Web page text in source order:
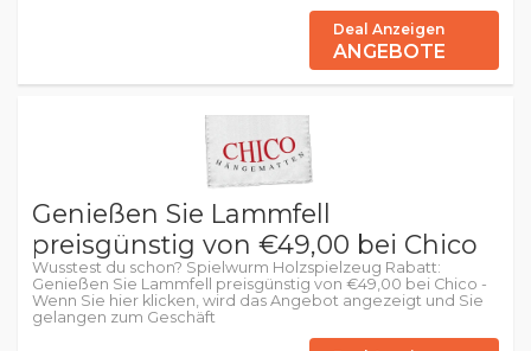
Deal Anzeigen
ANGEBOTE
Genießen Sie Lammfell
preisgünstig von €49,00 bei Chico
Wusstest du schon? Spielwurm Holzspielzeug Rabatt:
Genießen Sie Lammfell preisgünstig von €49,00 bei Chico -
Wenn Sie hier klicken, wird das Angebot angezeigt und Sie
gelangen zum Geschäft